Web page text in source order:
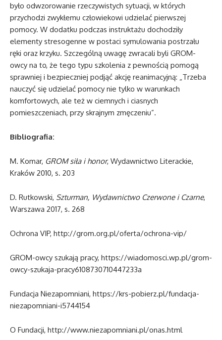
było odwzorowanie rzeczywistych sytuacji, w których
przychodzi zwykłemu człowiekowi udzielać pierwszej
pomocy. W dodatku podczas instruktażu dochodziły
elementy stresogenne w postaci symulowania postrzału
ręki oraz krzyku. Szczególną uwagę zwracali byli GROM-
owcy na to, że tego typu szkolenia z pewnością pomogą
sprawniej i bezpieczniej podjąć akcję reanimacyjną: „Trzeba
nauczyć się udzielać pomocy nie tylko w warunkach
komfortowych, ale też w ciemnych i ciasnych
pomieszczeniach, przy skrajnym zmęczeniu”.
Bibliografia:
M. Komar, GROM siła i honor, Wydawnictwo Literackie,
Kraków 2010, s. 203
D. Rutkowski, Szturman, Wydawnictwo Czerwone i Czarne,
Warszawa 2017, s. 268
Ochrona VIP, http://grom.org.pl/oferta/ochrona-vip/
GROM-owcy szukają pracy, https://wiadomosci.wp.pl/grom-
owcy-szukaja-pracy6108730710447233a
Fundacja Niezapomniani, https://krs-pobierz.pl/fundacja-
niezapomniani-i5744154
O Fundacji, http://www.niezapomniani.pl/onas.html